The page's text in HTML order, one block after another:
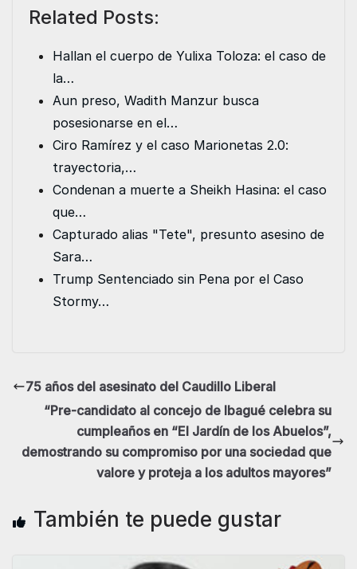
c
o
o
k
i
e
r
a
n
d
I
n
A
p
n
e
Related Posts:
Hallan el cuerpo de Yulixa Toloza: el caso de
la…
Aun preso, Wadith Manzur busca
posesionarse en el…
Ciro Ramírez y el caso Marionetas 2.0:
trayectoria,…
Condenan a muerte a Sheikh Hasina: el caso
que…
Capturado alias "Tete", presunto asesino de
Sara…
Trump Sentenciado sin Pena por el Caso
Stormy…
75 años del asesinato del Caudillo Liberal
“Pre-candidato al concejo de Ibagué celebra su
cumpleaños en “El Jardín de los Abuelos”,
demostrando su compromiso por una sociedad que
valore y proteja a los adultos mayores”
También te puede gustar